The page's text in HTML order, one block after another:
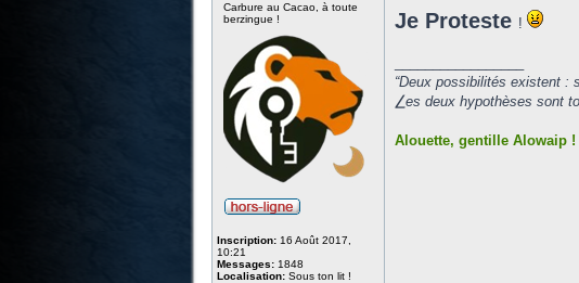
Carbure au Cacao, à toute
berzingue !
Inscription:16 Août 2017,
10:21
Messages:1848
Localisation:Sous ton lit !
Je Proteste !
“Deux possibilités existent :
⎳es deux hypothèses sont
Alouette, gentille Alowaip !